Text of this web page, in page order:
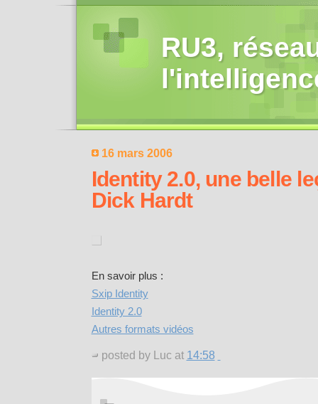
RU3,
16 mars 2006
Identity 2.0, une belle
Dick Hardt
En savoir plus :
Sxip Identity
Identity 2.0
Autres formats vidéos
posted by Luc at 14:58